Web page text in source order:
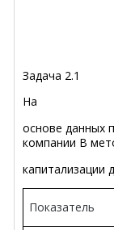
Задача 2.1
На
основе данных
компании В
капитализации
Показатель